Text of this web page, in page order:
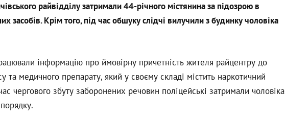
райвідділу затримали 44-річного містянина за підозрою в
засобів. Крім того, під час обшуку слідчі вилучили з будинку чоловіка
інформацію про ймовірну причетність жителя райцентру до
та медичного препарату, який у своєму складі містить наркотичний
чергового збуту заборонених речовин поліцейські затримали чоловіка